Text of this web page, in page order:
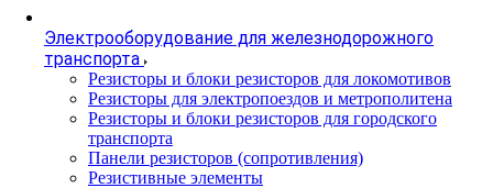
Электрооборудование для железнодорожного
транспорта
Резисторы и блоки резисторов для локомотивов
Резисторы для электропоездов и метрополитена
Резисторы и блоки резисторов для городского
транспорта
Панели резисторов (сопротивления)
Резистивные элементы